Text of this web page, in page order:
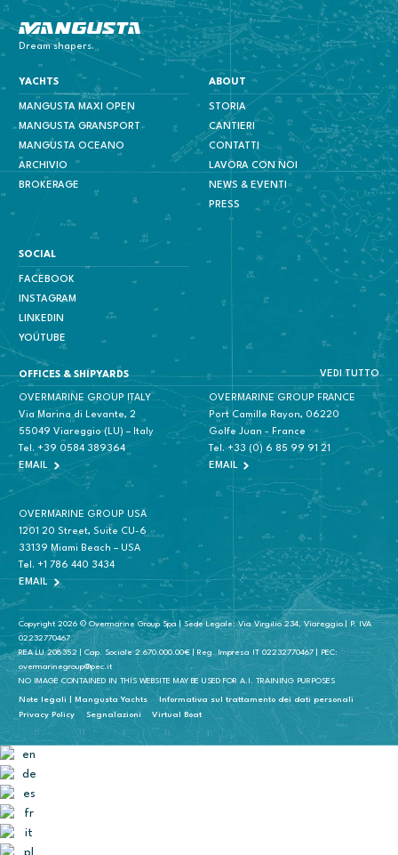
Mangusta Yachts
Dream shapers.
YACHTS
MANGUSTA MAXI OPEN
MANGUSTA GRANSPORT
MANGUSTA OCEANO
ARCHIVIO
BROKERAGE
ABOUT
STORIA
CANTIERI
CONTATTI
LAVORA CON NOI
NEWS & EVENTI
PRESS
SOCIAL
FACEBOOK
INSTAGRAM
LINKEDIN
YOUTUBE
OFFICES & SHIPYARDS VEDI TUTTO
OVERMARINE GROUP ITALY
Via Marina di Levante, 2
55049 Viareggio (LU) – Italy
Tel. +39 0584 389364
EMAIL
OVERMARINE GROUP FRANCE
Port Camille Rayon, 06220
Golfe Juan - France
Tel.+33 (0) 6 85 99 91 21
EMAIL
OVERMARINE GROUP USA
1201 20 Street, Suite CU-6
33139 Miami Beach – USA
Tel. +1 786 440 3434
EMAIL
Copyright 2026 © Overmarine Group Spa | Sede Legale: Via Virgilio 234, Viareggio | P. IVA
02232770467
REA LU 208352 | Cap. Sociale 2.670.000.00€ | Reg. Impresa IT 02232770467 | PEC:
overmarinegroup@pec.it
NO IMAGE CONTAINED IN THIS WEBSITE MAY BE USED FOR A.I. TRAINING PURPOSES
Note legali | Mangusta Yachts
Informativa sul trattamento dei dati personali
Privacy Policy
Segnalazioni Virtual Boat